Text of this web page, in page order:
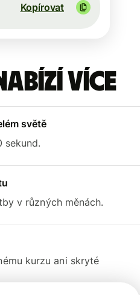
Kopírovat
více
světě
sekund.
v různých měnách.
kurzu ani skryté